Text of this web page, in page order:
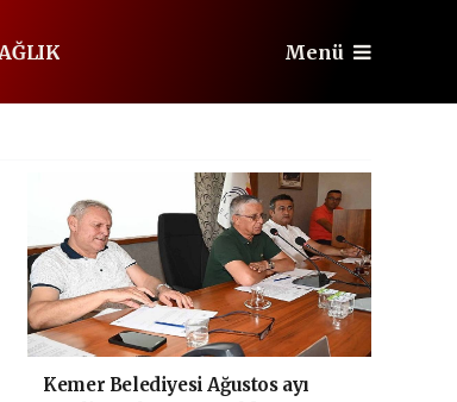
Menü
Kemer Belediyesi Ağustos ayı